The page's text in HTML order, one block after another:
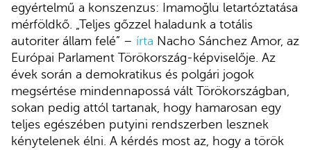
egyértelmű a konszenzus: Imamoğlu letartóztatása
mérföldkő. „Teljes gőzzel haladunk a totális
autoriter állam felé” – írta Nacho Sánchez Amor, az
Európai Parlament Törökország-képviselője. Az
évek során a demokratikus és polgári jogok
megsértése mindennapossá vált Törökországban,
sokan pedig attól tartanak, hogy hamarosan egy
teljes egészében putyini rendszerben lesznek
kénytelenek élni. A kérdés most az, hogy a török